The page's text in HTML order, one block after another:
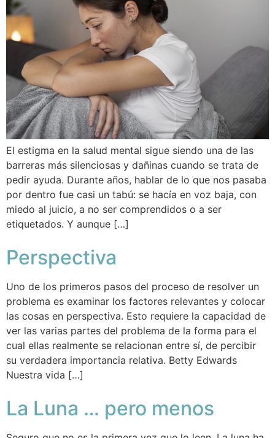
El estigma en la salud mental sigue siendo una de las
barreras más silenciosas y dañinas cuando se trata de
pedir ayuda. Durante años, hablar de lo que nos pasaba
por dentro fue casi un tabú: se hacía en voz baja, con
miedo al juicio, a no ser comprendidos o a ser
etiquetados. Y aunque […]
Perspectiva
Uno de los primeros pasos del proceso de resolver un
problema es examinar los factores relevantes y colocar
las cosas en perspectiva. Esto requiere la capacidad de
ver las varias partes del problema de la forma para el
cual ellas realmente se relacionan entre sí, de percibir
su verdadera importancia relativa. Betty Edwards
Nuestra vida […]
La Luna … pero menos